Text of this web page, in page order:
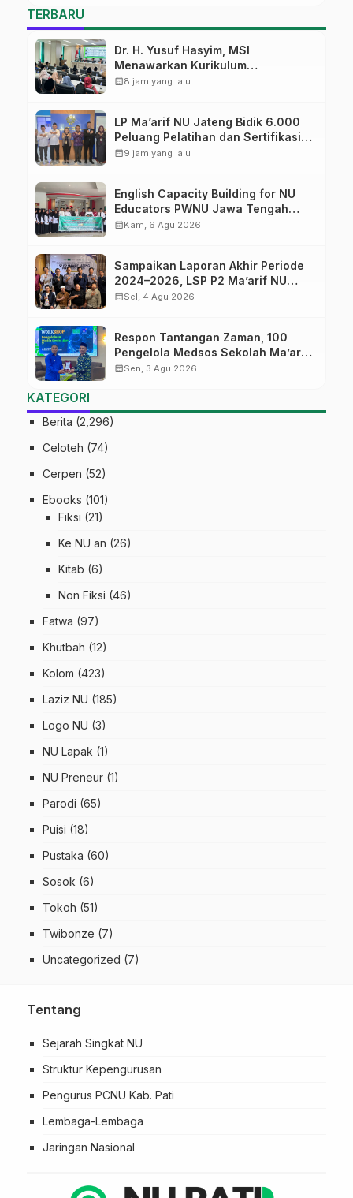
TERBARU
Dr. H. Yusuf Hasyim, MSI
Menawarkan Kurikulum
Diversifikasi, Harapan Baru dalam
calendar_month8 jam yang lalu
LP Ma’arif NU Jateng Bidik 6.000
Peluang Pelatihan dan Sertifikasi
bagi Lulusan SMK
calendar_month9 jam yang lalu
English Capacity Building for NU
Educators PWNU Jawa Tengah
Batch#4; Membuka Jalan Menuju
calendar_monthKam, 6 Agu 2026
Sampaikan Laporan Akhir Periode
2024–2026, LSP P2 Ma’arif NU
Jateng Mantapkan Sinergi Link and
calendar_monthSel, 4 Agu 2026
Respon Tantangan Zaman, 100
Pengelola Medsos Sekolah Ma’arif
Pekalongan Ikuti Pelatihan Literasi
calendar_monthSen, 3 Agu 2026
KATEGORI
Berita (2,296)
Celoteh (74)
Cerpen (52)
Ebooks (101)
Fiksi (21)
Ke NU an (26)
Kitab (6)
Non Fiksi (46)
Fatwa (97)
Khutbah (12)
Kolom (423)
Laziz NU (185)
Logo NU (3)
NU Lapak (1)
NU Preneur (1)
Parodi (65)
Puisi (18)
Pustaka (60)
Sosok (6)
Tokoh (51)
Twibonze (7)
Uncategorized (7)
Tentang
Sejarah Singkat NU
Struktur Kepengurusan
Pengurus PCNU Kab. Pati
Lembaga-Lembaga
Jaringan Nasional